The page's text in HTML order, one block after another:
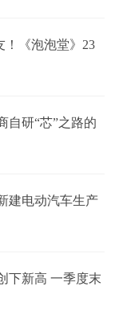
《泡泡堂》23
自研“芯”之路的
建电动汽车生产
下新高 一季度末